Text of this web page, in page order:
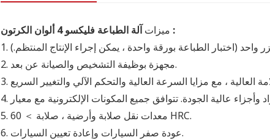
ميزات آلة الطباعة فليكسو 4 ألوان الكرتون :
1. واحد (اختبار الطباعة بورقة واحدة ، يمكن إجراء الإنتاج المنتظم.)
2.
مجهزة بوظيفة التشخيص والصيانة عن بعد.
3.
4.
5.
معدات نقل صلابة وأرضية ، صلابة ＞ 60 HRC.
6.
عودة صفر السيارات وإعادة تعيين السيارات.